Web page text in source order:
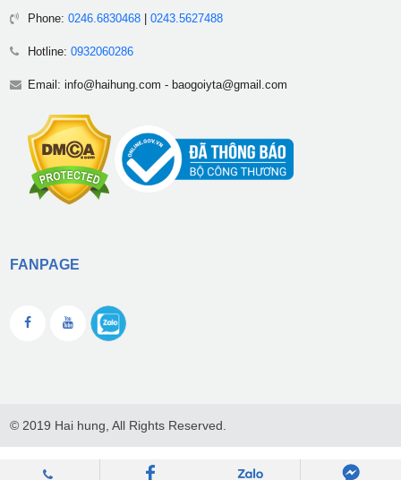
Phone: 0246.6830468| 0243.5627488
Hotline: 0932060286
Email: info@haihung.com - baogoiyta@gmail.com
FANPAGE
© 2019 Hai hung, All Rights Reserved.